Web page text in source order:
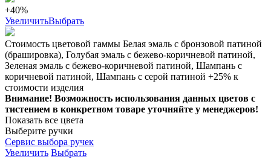
+40%
УвеличитьВыбрать
Стоимость цветовой гаммы Белая эмаль с бронзовой патиной
(брашировка), Голубая эмаль с бежево-коричневой патиной,
Зеленая эмаль с бежево-коричневой патиной, Шампань с
коричневой патиной, Шампань с серой патиной +25% к
стоимости изделия
Внимание! Возможность использования данных цветов с
тистением в конкретном товаре уточняйте у менеджеров!
Показать все цвета
Выберите ручки
Сервис выбора ручек
Увеличить Выбрать